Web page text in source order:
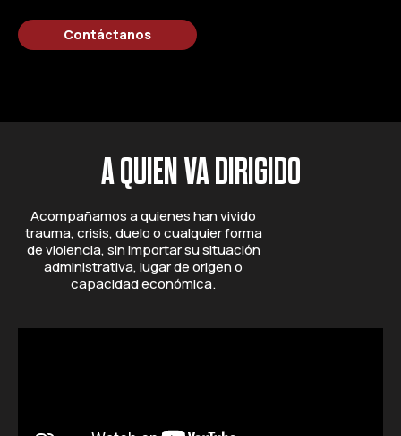
Contáctanos
A QUIEN VA DIRIGIDO
Acompañamos a quienes han vivido
trauma, crisis, duelo o cualquier forma
de violencia, sin importar su situación
administrativa, lugar de origen o
capacidad económica.